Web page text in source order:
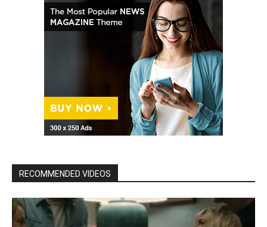
RECOMMENDED VIDEOS